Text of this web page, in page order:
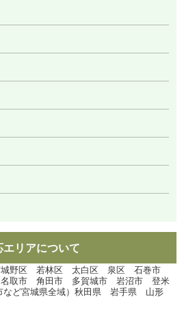
エリアについて
城野区 若林区 太白区 泉区 石巻市
取市 角田市 多賀城市 岩沼市 登米
ど宮城県全域）秋田県 岩手県 山形